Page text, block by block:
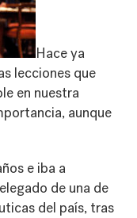
Hace ya
lecciones que
en nuestra
aunque
e iba a
de una de
del país, tras